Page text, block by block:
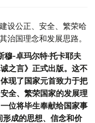
设公正、安全、繁荣哈
治国理念和发展思路。
穆-卓玛尔特·托卡耶夫
之言》正式出版。这不
现了国家元首致力于把
全、繁荣国家的发展理
位将毕生奉献给国家事
成的思想、信念和价